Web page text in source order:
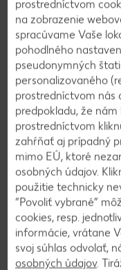
pridáme k zmesi,
necháme zmraziť.
2
Pre prípravu
vanilkový struk
špicatým nožom a
odložíme bokom)
do varu. Škrob
odložili bokom a
prípravu
posekáme.
rozpustiť
prostredníctvom
na zobrazenie
spracúvame Vaše
pohodlného
pseudonymných
personalizovaného
prostredníctvom nás
predpokladu, že
prostredníctvom
zahŕňať aj prípadný
mimo EÚ, ktoré
osobných údajov.
použitie technicky
“Povoliť vybrané”
cookies, resp.
informácie, vrátane
svoj súhlas odvolať,
osobných údajov.